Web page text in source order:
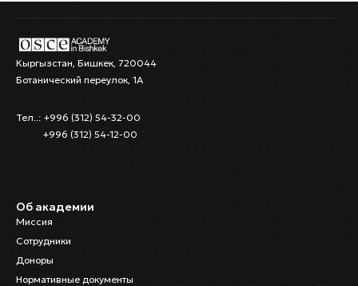
Кыргызстан, Бишкек, 720044
Ботанический переулок, 1А
Тел..: +996 (312) 54-32-00
+996 (312) 54-12-00
Об академии
Миссия
Сотрудники
Доноры
Нормативные документы